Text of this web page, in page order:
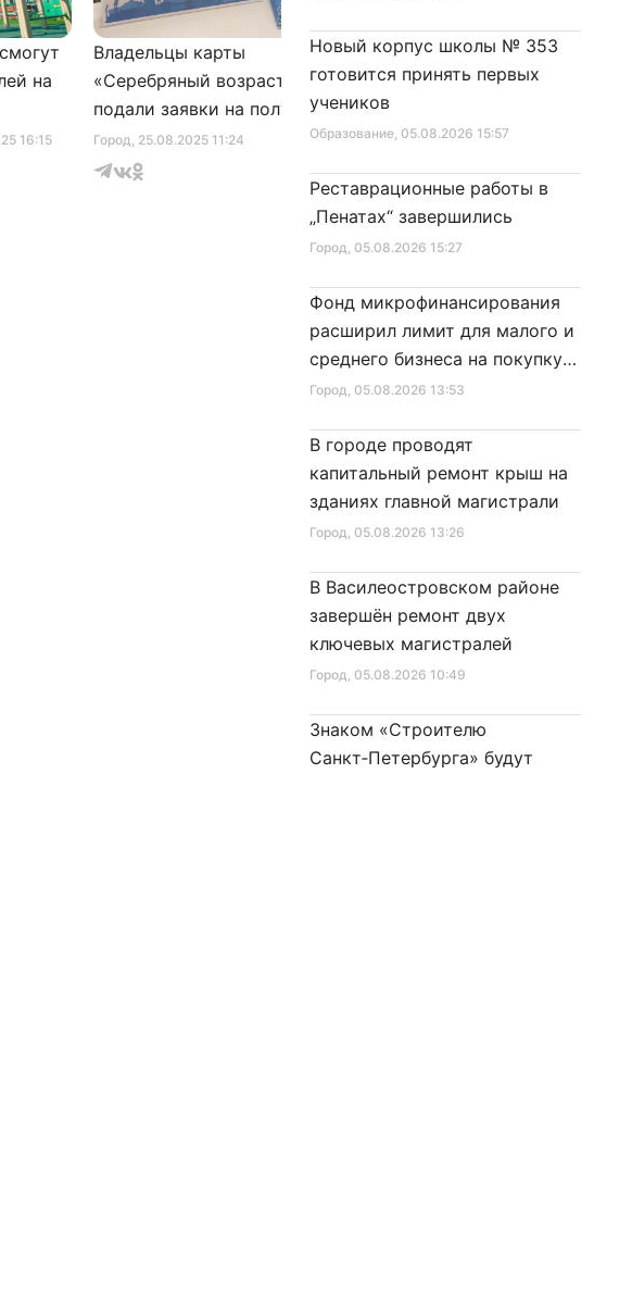
16:15
на
Город, 25.08.2025 11:24
Владельцы карты
«Серебряный возраст»
подали заявки на получение
сертификата для посещения
музеев
Город, 10.01.2026 16:46
Александр Беглов подписал
Закон «О внесении изменения
в Закон Санкт‑Петербурга
«Социальный кодекс
Образование, 05.08.2026 15:57
Новый корпус школы № 353
готовится принять первых
учеников
Город, 05.08.2026 15:27
Реставрационные работы в
„Пенатах“ завершились
Город, 05.08.2026 13:53
Фонд микрофинансирования
расширил лимит для малого и
среднего бизнеса на покупку
специальной техники
Город, 05.08.2026 13:26
В городе проводят
капитальный ремонт крыш на
зданиях главной магистрали
Город, 05.08.2026 10:49
В Василеостровском районе
завершён ремонт двух
ключевых магистралей
Знаком «Строителю
Санкт‑Петербурга» будут